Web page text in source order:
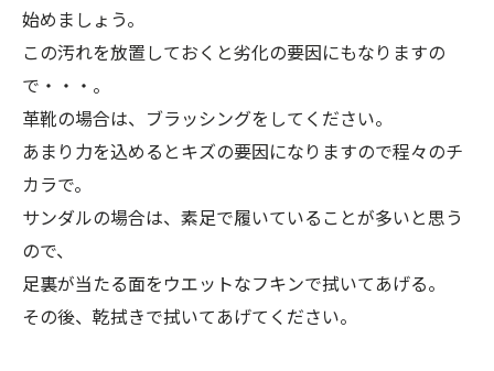
始めましょう。
この汚れを放置しておくと劣化の要因にもなりますの
で・・・。
革靴の場合は、ブラッシングをしてください。
あまり力を込めるとキズの要因になりますので程々のチ
カラで。
サンダルの場合は、素足で履いていることが多いと思う
ので、
足裏が当たる面をウエットなフキンで拭いてあげる。
その後、乾拭きで拭いてあげてください。